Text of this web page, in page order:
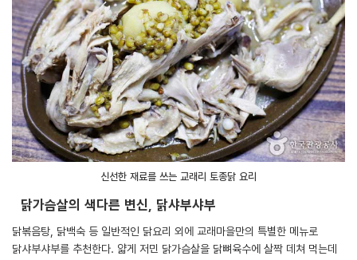
신선한 재료를 쓰는 교래리 토종닭 요리
닭가슴살의 색다른 변신, 닭샤부샤부
닭볶음탕, 닭백숙 등 일반적인 닭요리 외에 교래마을만의 특별한 메뉴로
닭샤부샤부를 추천한다. 얇게 저민 닭가슴살을 닭뼈육수에 살짝 데쳐 먹는데